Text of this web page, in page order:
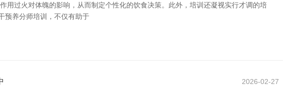
过火对体魄的影响，从而制定个性化的饮食决策。此外，培训还凝视实行才调的培
预养分师培训，不仅有助于
2026-02-27